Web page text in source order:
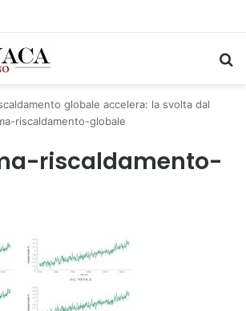
globale accelera: la svolta dal
riscaldamento-globale
riscaldamento-